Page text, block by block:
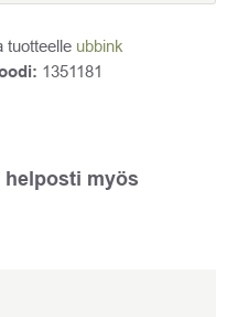
tuotteelle ubbink
1351181
helposti myös